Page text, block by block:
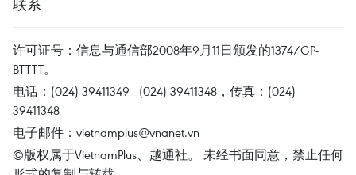
联系
许可证号：信息与通信部2008年9月11日颁发的1374/GP-
BTTTT。
电话：(024) 39411349 - (024) 39411348，传真：(024)
39411348
电子邮件： vietnamplus@vnanet.vn
©版权属于VietnamPlus、越通社。 未经书面同意，禁止任何